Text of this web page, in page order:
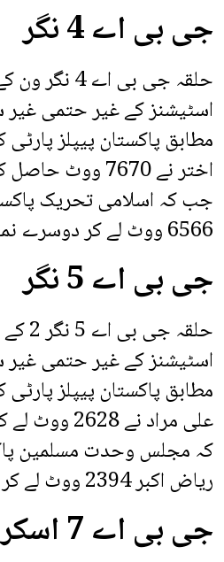
جی بی اے 4 نگر
اسٹیشنز کے غیر حتمی
مطابق پاکستان پیپلز
اختر نے 7670
جب کہ اسلامی تحریک
6566 ووٹ لے کر دوسرے نمبر پر رہے۔
جی بی اے 5 نگر
اسٹیشنز کے غیر حتمی
مطابق پاکستان پیپلز پارٹی
علی مراد نے
کہ مجلس وحدت مسلمین
ریاض اکبر 2394 ووٹ لے کر دوسرے نمبر پر رہے۔
جی بی اے 7 اسکردو